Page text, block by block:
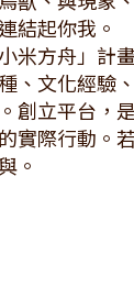
結起你我。
方舟」計畫
、文化經驗
創立平台，
實際行動。
。